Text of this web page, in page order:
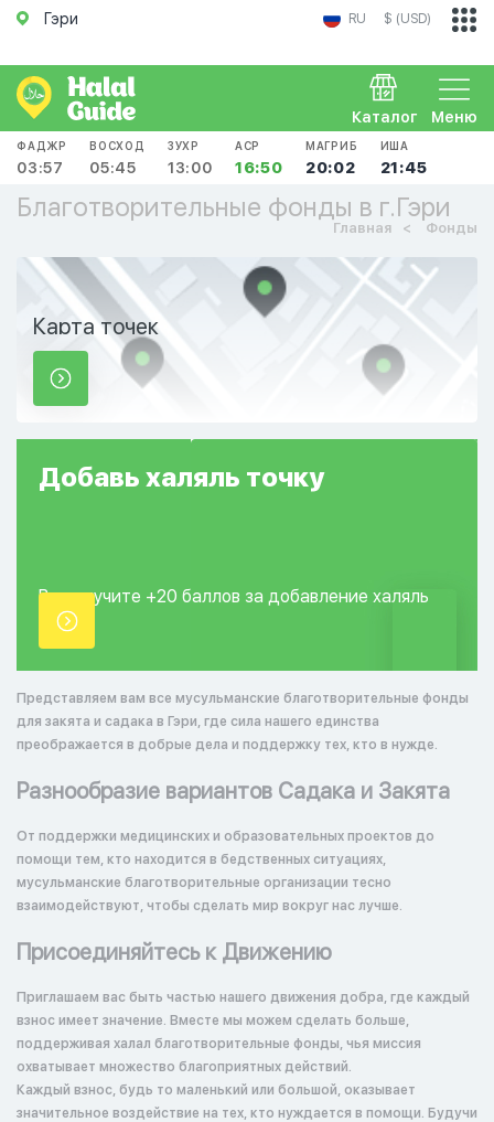
Гэри RU $ (USD)
Меню
Каталог
ФАДЖР
03:57
ВОСХОД
05:45
ЗУХР
13:00
АСР
16:50
МАГРИБ
20:02
ИША
21:45
Благотворительные фонды в г.Гэри
Главная Фонды
Карта точек
Добавь халяль точку
Вы получите +20 баллов за добавление халяль
точки.
Представляем вам все мусульманские благотворительные фонды
для закята и садака в Гэри, где сила нашего единства
преображается в добрые дела и поддержку тех, кто в нужде.
Разнообразие вариантов Садака и Закята
От поддержки медицинских и образовательных проектов до
помощи тем, кто находится в бедственных ситуациях,
мусульманские благотворительные организации тесно
взаимодействуют, чтобы сделать мир вокруг нас лучше.
Присоединяйтесь к Движению
Приглашаем вас быть частью нашего движения добра, где каждый
взнос имеет значение. Вместе мы можем сделать больше,
поддерживая халал благотворительные фонды, чья миссия
охватывает множество благоприятных действий.
Каждый взнос, будь то маленький или большой, оказывает
значительное воздействие на тех, кто нуждается в помощи. Будучи